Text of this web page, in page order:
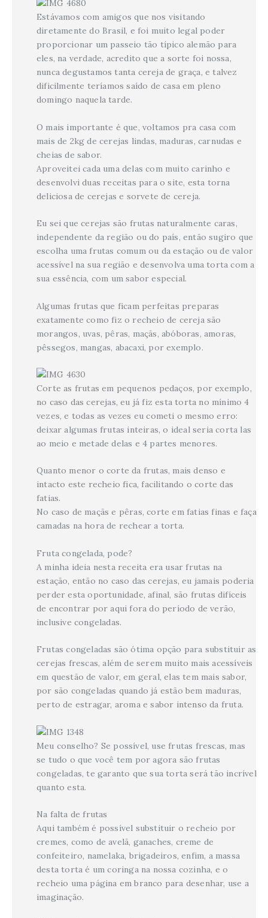
Estávamos com amigos que nos visitando
diretamente do Brasil, e foi muito legal poder
proporcionar um passeio tão típico alemão para
eles, na verdade, acredito que a sorte foi nossa,
nunca degustamos tanta cereja de graça, e talvez
dificilmente teríamos saído de casa em pleno
domingo naquela tarde.
O mais importante é que, voltamos pra casa com
mais de 2kg de cerejas lindas, maduras, carnudas e
cheias de sabor.
Aproveitei cada uma delas com muito carinho e
desenvolvi duas receitas para o site, esta torna
deliciosa de cerejas e sorvete de cereja.
Eu sei que cerejas são frutas naturalmente caras,
independente da região ou do país, então sugiro que
escolha uma frutas comum ou da estação ou de valor
acessível na sua região e desenvolva uma torta com a
sua essência, com um sabor especial.
Algumas frutas que ficam perfeitas preparas
exatamente como fiz o recheio de cereja são
morangos, uvas, pêras, maçãs, abóboras, amoras,
pêssegos, mangas, abacaxi, por exemplo.
Corte as frutas em pequenos pedaços, por exemplo,
no caso das cerejas, eu já fiz esta torta no mínimo 4
vezes, e todas as vezes eu cometi o mesmo erro:
deixar algumas frutas inteiras, o ideal seria corta las
ao meio e metade delas e 4 partes menores.
Quanto menor o corte da frutas, mais denso e
intacto este recheio fica, facilitando o corte das
fatias.
No caso de maçãs e pêras, corte em fatias finas e faça
camadas na hora de rechear a torta.
Fruta congelada, pode?
A minha ideia nesta receita era usar frutas na
estação, então no caso das cerejas, eu jamais poderia
perder esta oportunidade, afinal, são frutas difíceis
de encontrar por aqui fora do período de verão,
inclusive congeladas.
Frutas congeladas são ótima opção para substituir as
cerejas frescas, além de serem muito mais acessíveis
em questão de valor, em geral, elas tem mais sabor,
por são congeladas quando já estão bem maduras,
perto de estragar, aroma e sabor intenso da fruta.
Meu conselho? Se possível, use frutas frescas, mas
se tudo o que você tem por agora são frutas
congeladas, te garanto que sua torta será tão incrível
quanto esta.
Na falta de frutas
Aqui também é possível substituir o recheio por
cremes, como de avelã, ganaches, creme de
confeiteiro, namelaka, brigadeiros, enfim, a massa
desta torta é um coringa na nossa cozinha, e o
recheio uma página em branco para desenhar, use a
imaginação.